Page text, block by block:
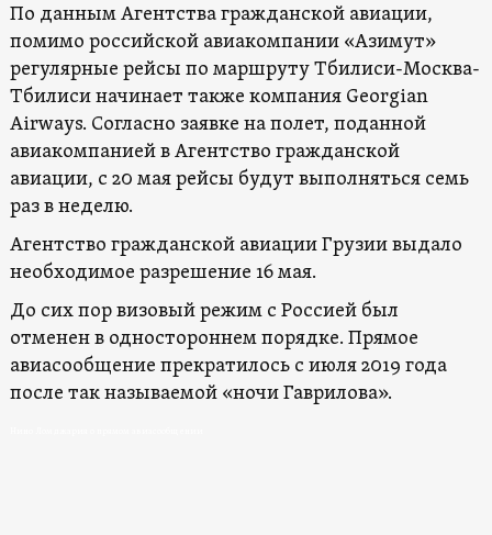
По данным Агентства гражданской авиации,
помимо российской авиакомпании «Азимут»
регулярные рейсы по маршруту Тбилиси-Москва-
Тбилиси начинает также компания Georgian
Airways. Согласно заявке на полет, поданной
авиакомпанией в Агентство гражданской
авиации, с 20 мая рейсы будут выполняться семь
раз в неделю.
Агентство гражданской авиации Грузии выдало
необходимое разрешение 16 мая.
До сих пор визовый режим с Россией был
отменен в одностороннем порядке. Прямое
авиасообщение прекратилось с июля 2019 года
после так называемой «ночи Гаврилова».